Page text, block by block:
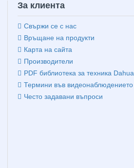
За клиента
Свържи се с нас
Връщане на продукти
Карта на сайта
Производители
PDF библиотека за техника Dahua
Термини във видеонаблюдението
Често задавани въпроси